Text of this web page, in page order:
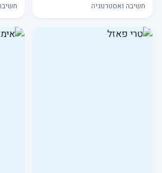
חשיבה ואסטרטגיה